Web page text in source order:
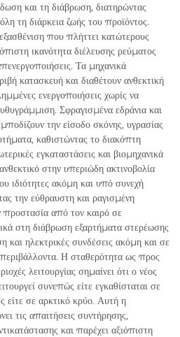
και τη διάβρωση, διατηρώντας
τη διάρκεια ζωής του προϊόντος.
που πλήττει κατώτερους
ικανότητα διέλευσης ρεύματος
Τα μηχανικά
κατασκευή και διαθέτουν ανθεκτική
ενεργοποιήσεις χωρίς να
Σφραγισμένα εδράνια και
την είσοδο σκόνης, υγρασίας
καθιστώντας το διακόπτη
εγκαταστάσεις και βιομηχανικά
στην υπεριώδη ακτινοβολία
ιδιότητες ακόμη και υπό συνεχή
την εύθραυστη και ραγισμένη
από τον καιρό σε
στη διάβρωση εξαρτήματα στερέωσης
και ηλεκτρικές συνδέσεις ακόμη και σε
Η σταθερότητα ως προς
λειτουργίας σημαίνει ότι ο νέος
συνεπώς είτε εγκαθίσταται σε
είτε σε αρκτικό κρύο. Αυτή η
τις απαιτήσεις συντήρησης,
και παρέχει αξιόπιστη